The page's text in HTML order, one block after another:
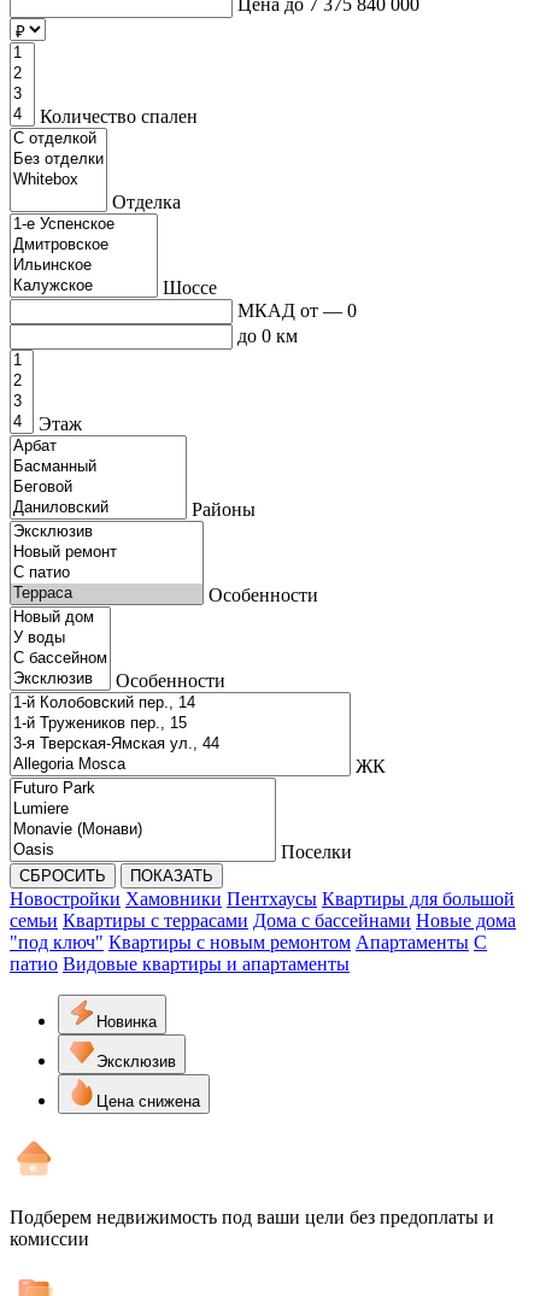
Цена до 7 375 840 000
Количество спален
Отделка
Шоссе
МКАД от — 0
до 0 км
Этаж
Районы
Особенности
Особенности
ЖК
Поселки
СБРОСИТЬ ПОКАЗАТЬ
Новостройки Хамовники Пентхаусы Квартиры для большой
семьи Квартиры с террасами Дома с бассейнами Новые дома
"под ключ" Квартиры с новым ремонтом Апартаменты С
патио Видовые квартиры и апартаменты
Новинка
Эксклюзив
Цена снижена
Подберем недвижимость под ваши цели без предоплаты и
комиссии